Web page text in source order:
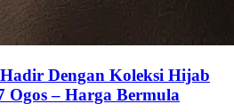
Dengan Koleksi Hijab
Ogos – Harga Bermula